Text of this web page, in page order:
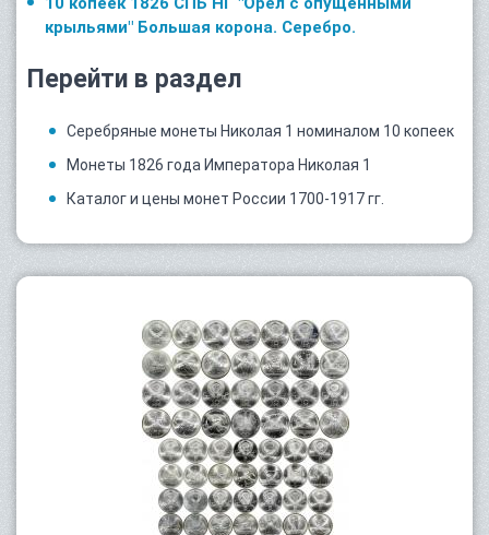
крыльями" Большая корона. Серебро.
Перейти в раздел
Серебряные монеты Николая 1 номиналом 10 копеек
Монеты 1826 года Императора Николая 1
Каталог и цены монет России 1700-1917 гг.